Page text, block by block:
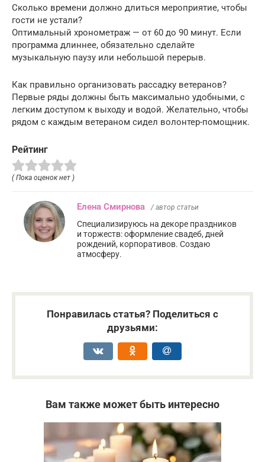
Сколько времени должно длиться мероприятие, чтобы
гости не устали?
Оптимальный хронометраж — от 60 до 90 минут. Если
программа длиннее, обязательно сделайте
музыкальную паузу или небольшой перерыв.
Как правильно организовать рассадку ветеранов?
Первые ряды должны быть максимально удобными, с
легким доступом к выходу и водой. Желательно, чтобы
рядом с каждым ветераном сидел волонтер-помощник.
Рейтинг
( Пока оценок нет )
Елена Смирнова / автор статьи
Специализируюсь на декоре праздников
и торжеств: оформление свадеб, дней
рождений, корпоративов. Создаю
атмосферу.
Понравилась статья? Поделиться с
друзьями:
Вам также может быть интересно